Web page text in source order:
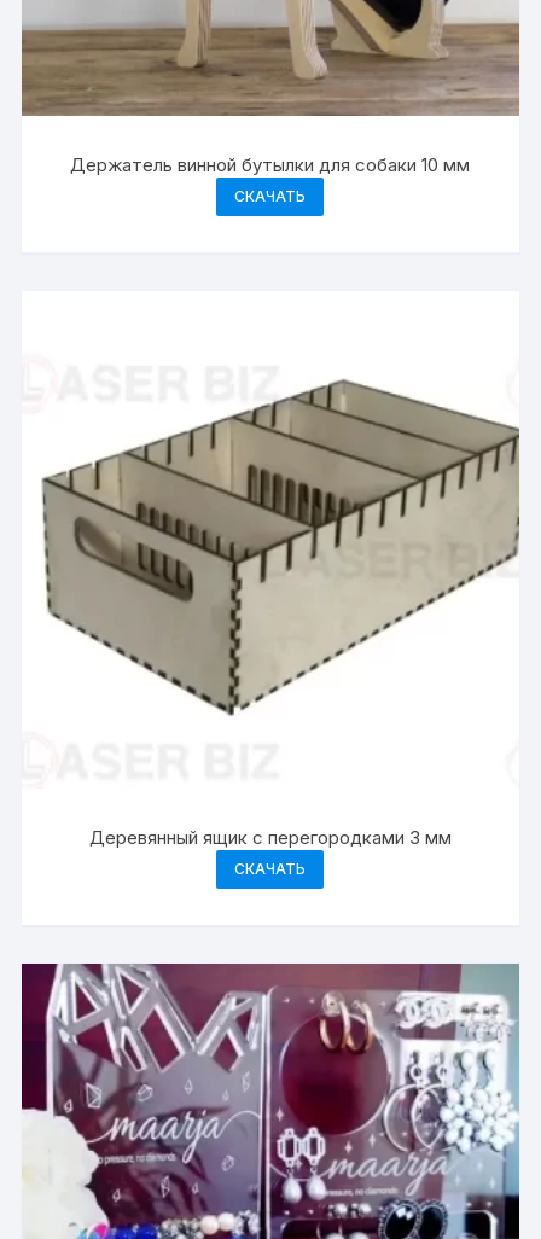
Держатель винной бутылки для собаки 10 мм
СКАЧАТЬ
Деревянный ящик с перегородками 3 мм
СКАЧАТЬ